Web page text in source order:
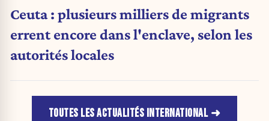
Ceuta : plusieurs milliers de migrants
errent encore dans l'enclave, selon les
autorités locales
TOUTES LES ACTUALITÉS INTERNATIONAL